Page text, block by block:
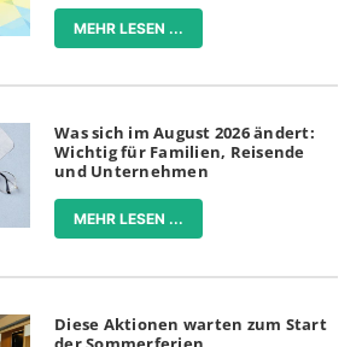
MEHR LESEN ...
Was sich im August 2026 ändert:
Wichtig für Familien, Reisende
und Unternehmen
MEHR LESEN ...
Diese Aktionen warten zum Start